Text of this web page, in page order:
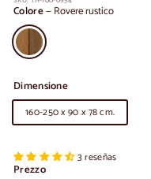
Colore—Rovere rustico
Dimensione
160-250 x 90 x 78 cm.
3 reseñas
Prezzo